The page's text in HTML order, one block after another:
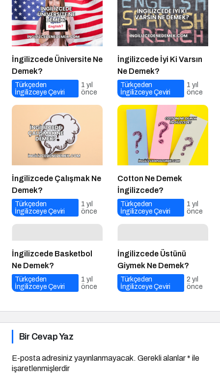
İngilizcede Üniversite Ne
Demek?
Türkçeden
İngilizceye Çeviri
1 yıl
önce
İngilizcede İyi Ki Varsın
Ne Demek?
Türkçeden
İngilizceye Çeviri
1 yıl
önce
İngilizcede Çalışmak Ne
Demek?
Türkçeden
İngilizceye Çeviri
1 yıl
önce
Cotton Ne Demek
İngilizcede?
Türkçeden
İngilizceye Çeviri
1 yıl
önce
İngilizcede Basketbol
Ne Demek?
Türkçeden
İngilizceye Çeviri
1 yıl
önce
İngilizcede Üstünü
Giymek Ne Demek?
Türkçeden
İngilizceye Çeviri
2 yıl
önce
Bir Cevap Yaz
E-posta adresiniz yayınlanmayacak. Gerekli alanlar* ile
işaretlenmişlerdir